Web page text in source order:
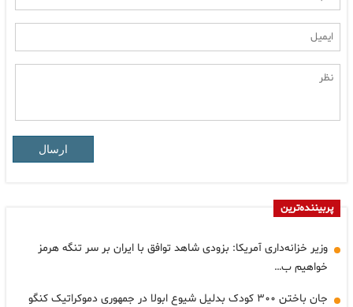
ارسال
پربیننده‌ترین
وزیر خزانه‌داری آمریکا: بزودی شاهد توافق با ایران بر سر تنگه هرمز
خواهیم ب…
جان باختن ۳۰۰ کودک بدلیل شیوع ابولا در جمهوری دموکراتیک کنگو